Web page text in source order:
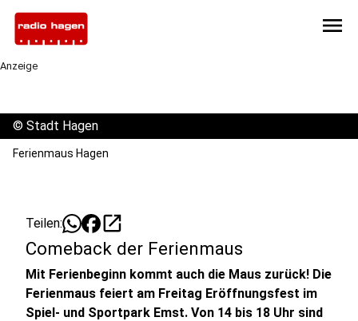
menu
Anzeige
© Stadt Hagen
Ferienmaus Hagen
Teilen: open_in_new
Comeback der Ferienmaus
Mit Ferienbeginn kommt auch die Maus zurück! Die
Ferienmaus feiert am Freitag Eröffnungsfest im
Spiel- und Sportpark Emst. Von 14 bis 18 Uhr sind